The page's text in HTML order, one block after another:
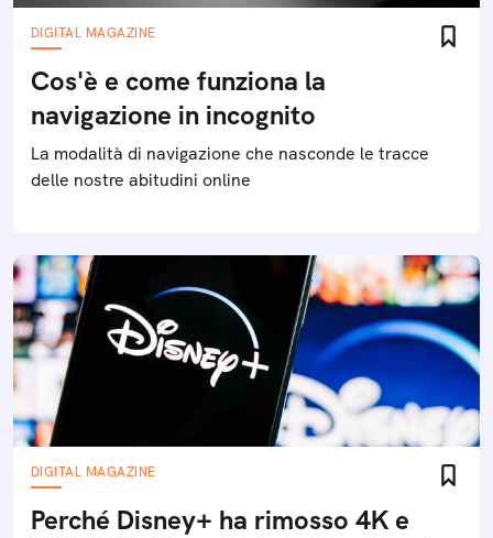
DIGITAL MAGAZINE
Cos'è e come funziona la
navigazione in incognito
La modalità di navigazione che nasconde le tracce
delle nostre abitudini online
DIGITAL MAGAZINE
Perché Disney+ ha rimosso 4K e